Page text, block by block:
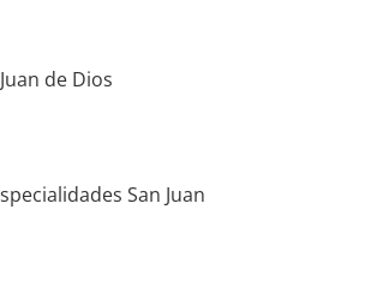
de Dios
San Juan